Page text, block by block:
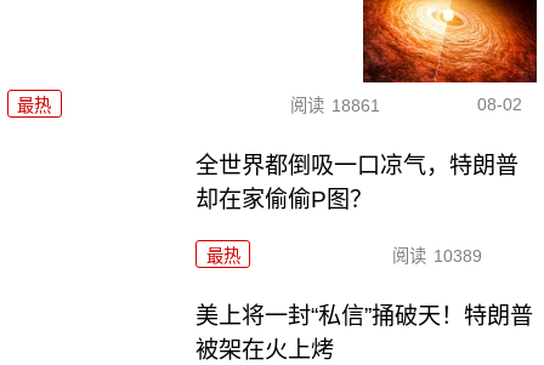
最热 阅读 18861 08-02
全世界都倒吸一口凉气，特朗普
却在家偷偷P图？
最热 阅读 10389
美上将一封“私信”捅破天！特朗普
被架在火上烤